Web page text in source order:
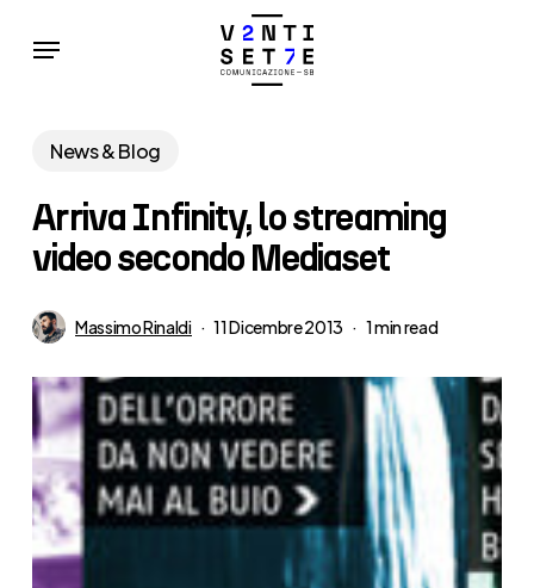
Menu
News & Blog
Arriva Infinity, lo streaming
video secondo Mediaset
Massimo Rinaldi 11 Dicembre 2013 1 min read